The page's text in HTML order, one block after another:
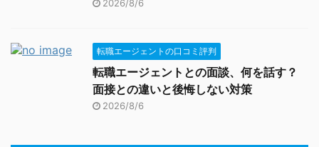
2026/8/6
転職エージェントの口コミ評判
転職エージェントとの面談、何を話す？
面接との違いと後悔しない対策
2026/8/6